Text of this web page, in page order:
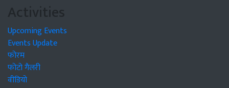
Activities
Upcoming Events
Events Update
फोरम
फोटो गैलरी
वीडियो